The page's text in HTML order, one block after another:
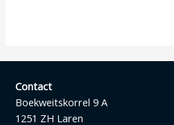
Contact
Boekweitskorrel 9 A
1251 ZH Laren